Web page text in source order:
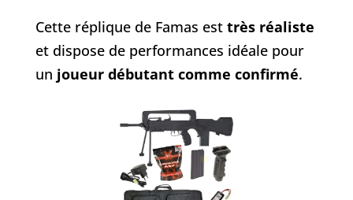
Cette réplique de Famas est très réaliste
et dispose de performances idéale pour
un joueur débutant comme confirmé.